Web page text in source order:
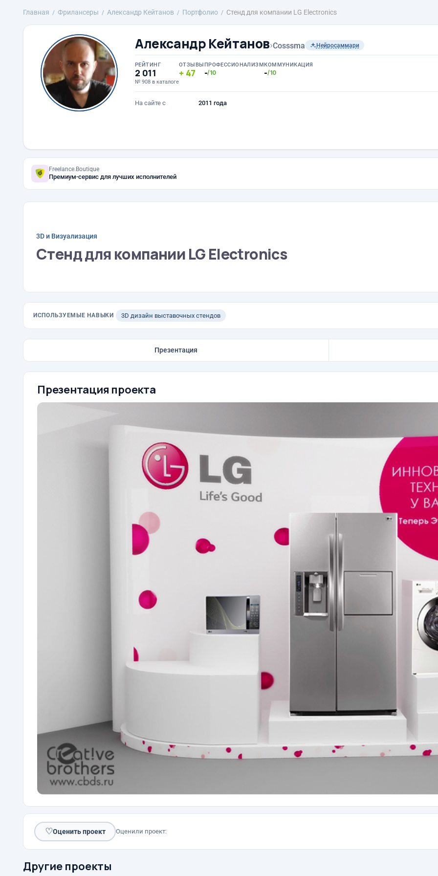
Главная Фрилансеры Александр Кейтанов Портфолио Стенд для компании LG Electronics
Александр Кейтанов›Cosssma Нейросаммари
РЕЙТИНГ
2 011
№ 908 в каталоге
ОТЗЫВЫ
47
ПРОФЕССИОНАЛИЗМ
-/10
КОММУНИКАЦИЯ
-/10
На сайте с 2011 года
Freelance.Boutique
Премиум-сервис для лучших исполнителей
3D и Визуализация
Стенд для компании LG Electronics
ИСПОЛЬЗУЕМЫЕ НАВЫКИ 3D дизайн выставочных стендов
Презентация
Презентация проекта
♡Оценить проект Оценили проект:
Другие проекты